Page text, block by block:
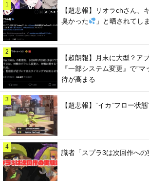
1
【超悲報】リオラchさん、
臭かった
」と晒されてし
2
【超朗報】月末に大型？ア
『一部システム変更』で”
待が高まる
3
【超悲報】”イカ”フロー状
4
識者「スプラ3は次回作への